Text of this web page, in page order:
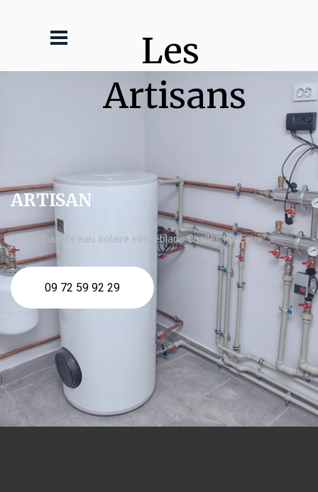
Les
Artisans
ARTISAN
devis Chauffe eau solaire elm leblanc Challes les Eaux
09 72 59 92 29